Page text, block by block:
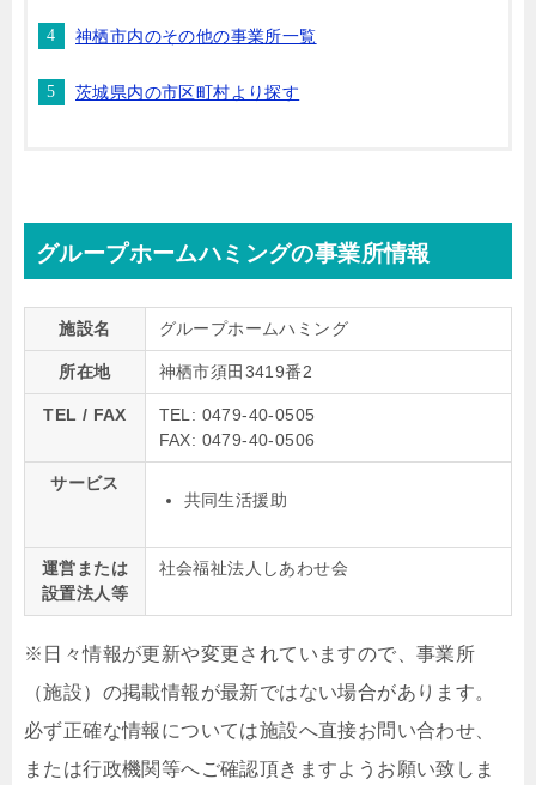
神栖市内のその他の事業所一覧
茨城県内の市区町村より探す
グループホームハミングの事業所情報
施設名 グループホームハミング
所在地 神栖市須田3419番2
TEL / FAX
TEL: 0479-40-0505
FAX: 0479-40-0506
サービス
共同生活援助
運営または
設置法人等
社会福祉法人しあわせ会
※日々情報が更新や変更されていますので、事業所
（施設）の掲載情報が最新ではない場合があります。
必ず正確な情報については施設へ直接お問い合わせ、
または行政機関等へご確認頂きますようお願い致しま